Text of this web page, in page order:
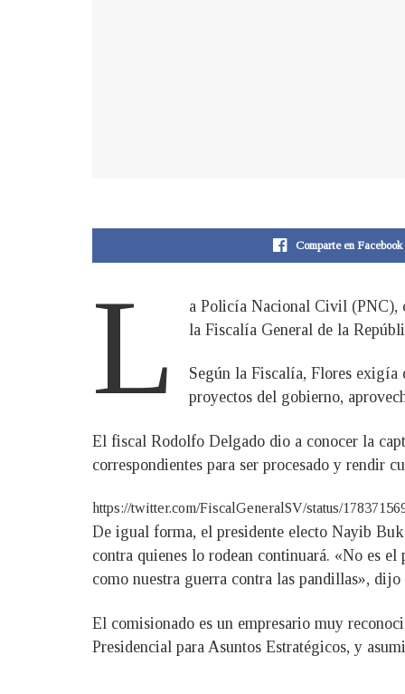
Comparte en Facebook
L
a Policía Nacional Civil (PNC),
la Fiscalía General de la
Según la Fiscalía, Flores exigía
proyectos del gobierno,
El fiscal Rodolfo Delgado dio a conocer la
correspondientes para ser procesado y rendir
https://twitter.com/FiscalGeneralSV/status/
De igual forma, el presidente electo Nayib
contra quienes lo rodean continuará. «No es
como nuestra guerra contra las pandillas», dijo
El comisionado es un empresario muy
Presidencial para Asuntos Estratégicos, y